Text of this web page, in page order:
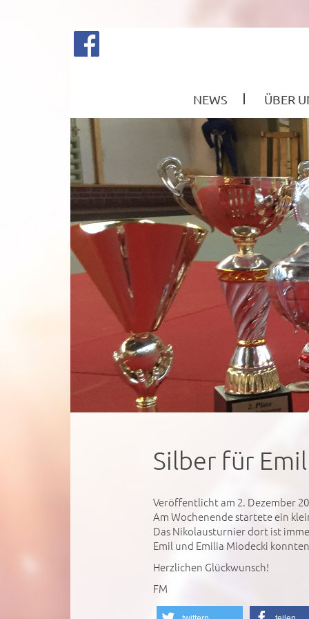
NEWS ÜBER
Silber für
Veröffentlicht am 2. Dezember
Am Wochenende startete ein
Das Nikolausturnier dort ist
Emil und Emilia Miodecki
Herzlichen Glückwunsch!
FM